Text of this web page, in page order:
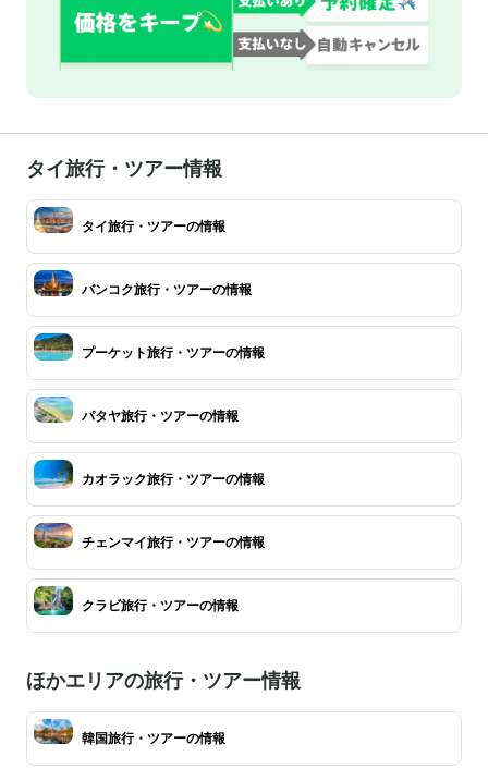
タイ旅行・ツアー情報
タイ旅行・ツアーの情報
バンコク旅行・ツアーの情報
プーケット旅行・ツアーの情報
パタヤ旅行・ツアーの情報
カオラック旅行・ツアーの情報
チェンマイ旅行・ツアーの情報
クラビ旅行・ツアーの情報
ほかエリアの旅行・ツアー情報
韓国旅行・ツアーの情報